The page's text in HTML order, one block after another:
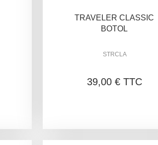
TRAVELER CLASSIC
BOTOL
STRCLA
39,00 € TTC